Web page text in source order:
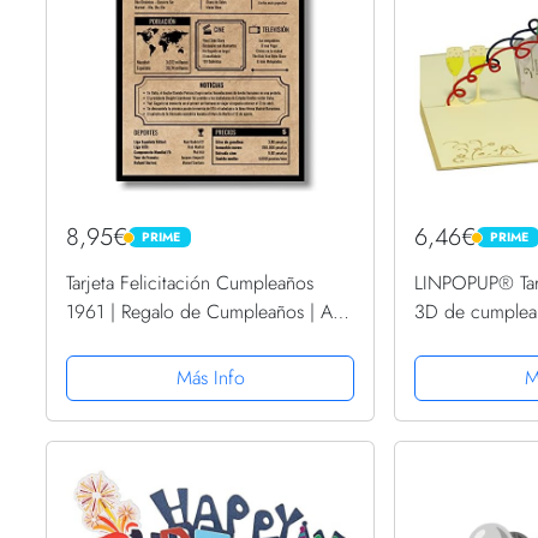
8,95€ PRIME
PRIME
Tarjeta Felicitación Cumpleaños
1961 | Regalo de Cumpleaños | Año
Cumpleaños Vintage | 62
cumpleaños hombre | 62
cumpleaños mujer...
Más Info
6,46€ PRIME
PRIME
LINPOPUP®
3D de